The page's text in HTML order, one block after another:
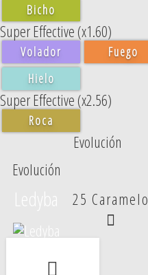
Bicho
Super Effective (x1.60)
Volador Fuego
Hielo
Super Effective (x2.56)
Roca
Evolución
Evolución
25 Caramelo